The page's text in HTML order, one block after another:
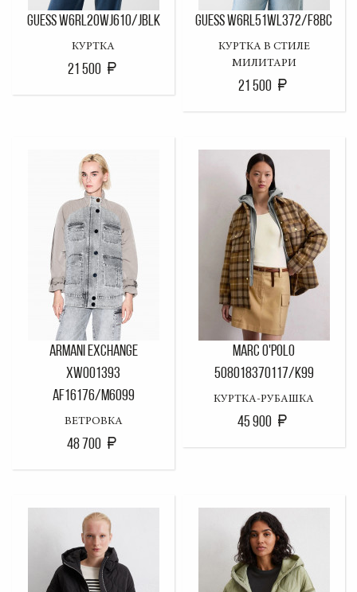
GUESS W6RL20WJ610/JBLK
КУРТКА
21 500
GUESS W6RL51WL372/F8BC
КУРТКА В СТИЛЕ
МИЛИТАРИ
21 500
ARMANI EXCHANGE
XW001393
AF16176/M6099
ВЕТРОВКА
48 700
MARC O'POLO
508018370117/K99
КУРТКА-РУБАШКА
45 900